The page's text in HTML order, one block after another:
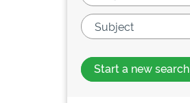
Start a new search